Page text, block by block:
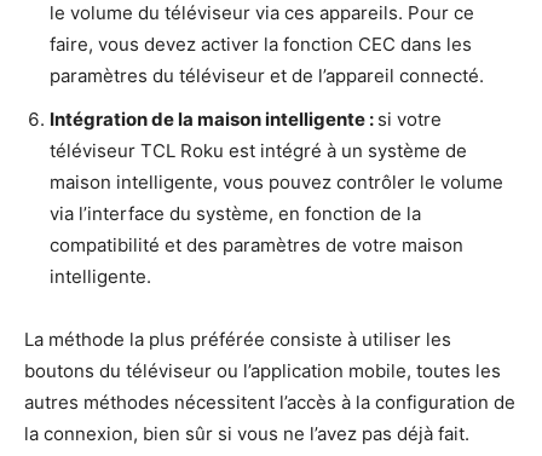
le volume du téléviseur via ces appareils. Pour ce
faire, vous devez activer la fonction CEC dans les
paramètres du téléviseur et de l’appareil connecté.
Intégration de la maison intelligente : si votre
téléviseur TCL Roku est intégré à un système de
maison intelligente, vous pouvez contrôler le volume
via l’interface du système, en fonction de la
compatibilité et des paramètres de votre maison
intelligente.
La méthode la plus préférée consiste à utiliser les
boutons du téléviseur ou l’application mobile, toutes les
autres méthodes nécessitent l’accès à la configuration de
la connexion, bien sûr si vous ne l’avez pas déjà fait.